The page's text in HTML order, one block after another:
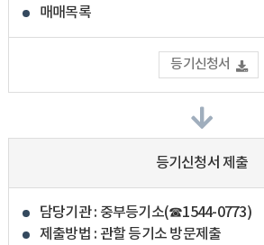
매매목록
등기신청서
등기신청서 제출
담당기관 : 중부등기소(☎1544-0773)
제출방법 : 관할 등기소 방문제출